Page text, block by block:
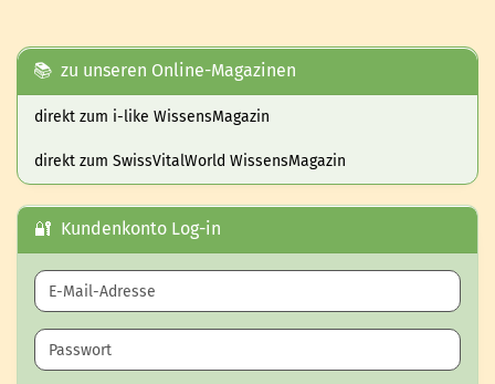
📚 zu unseren Online-Magazinen
direkt zum i-like WissensMagazin
direkt zum SwissVitalWorld WissensMagazin
🔐 Kundenkonto Log-in
E-Mail-Adresse
Passwort